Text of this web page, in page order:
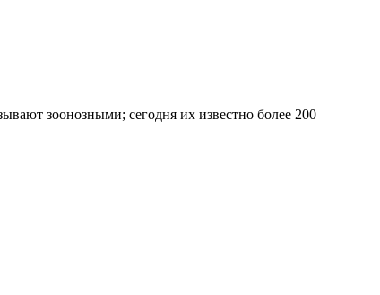
зоонозными; сегодня их известно более 200